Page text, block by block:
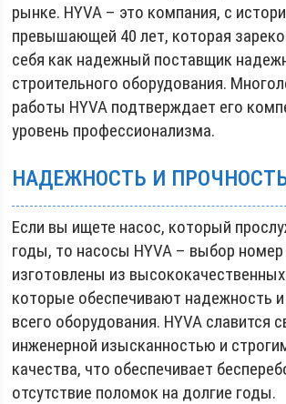
рынке. HYVA – это компания, с
превышающей 40 лет, которая
себя как надежный поставщик
строительного оборудования.
работы HYVA подтверждает его
уровень профессионализма.
НАДЕЖНОСТЬ И
Если вы ищете насос, который
годы, то насосы HYVA – выбор
изготовлены из
которые обеспечивают надежность
всего оборудования. HYVA славится
инженерной изысканностью и
качества, что обеспечивает
отсутствие поломок на долгие годы.